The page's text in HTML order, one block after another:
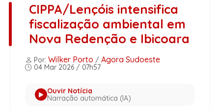
CIPPA/Lençóis intensifica
fiscalização ambiental em
Nova Redenção e Ibicoara
Por: Wilker Porto / Agora Sudoeste
04 Mar 2026 / 07h57
Ouvir Notícia
Narração automática (IA)